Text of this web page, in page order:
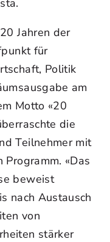
Jahren der
für
Politik
am
Motto «20
die
Teilnehmer mit
«Das
beweist
nach Austausch
von
stärker